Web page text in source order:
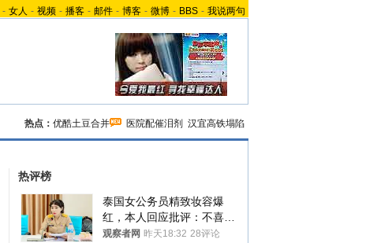
- 女人 - 视频 - 播客 - 邮件 - 博客 - 微博 - BBS - 我说两句
热点： 优酷土豆合并 医院配催泪剂 汉宜高铁塌陷
热评榜
泰国女公务员精致妆容爆
红，本人回应批评：不喜欢
就别看
观察者网 昨天18:32 28评论